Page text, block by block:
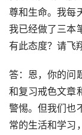
尊和生命。我每
我已经做了三本
有此态度？请飞
答：恩，你的问
和复习戒色文章
警惕。但我们也
常的生活和学习